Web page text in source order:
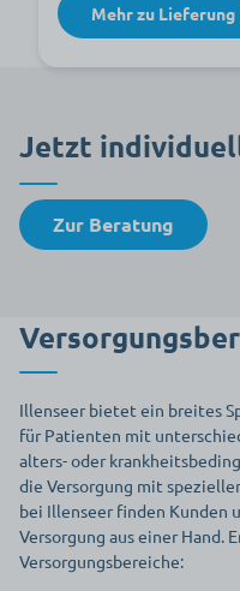
Mehr zu Lieferung
Jetzt
Zur Beratung
Illenseer bietet ein breites
für Patienten mit
alters- oder
die Versorgung mit
bei Illenseer finden Kunden
Versorgung aus einer Hand.
Versorgungsbereiche: